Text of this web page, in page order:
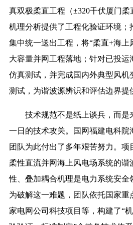
真双极柔直工程（±320千伏厦门
机理分析提供了工程化验证环境；
集中统一送出工程，将“柔直+海上
大容量并网工程落地；针对已投运
仿真测试，并完成国内外典型风机
测试，为谐波源辨识和评估边界提
技术规范不是纸上谈兵，而是
一日的技术攻关。国网福建电科院
团队为此付出了多年艰苦努力。项
柔性直流并网海上风电场系统的谐
性、叠加耦合机理是电力系统安全
为破解这一难题，团队依托国家重
家电网公司科技项目等，构建了“